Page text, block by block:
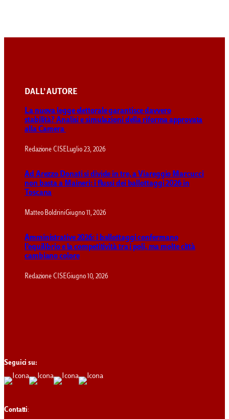
DALL’ AUTORE
La nuova legge elettorale garantisce davvero
stabilità? Analisi e simulazioni della riforma approvata
alla Camera
Redazione CISELuglio 23, 2026
Ad Arezzo Donati si divide in tre, a Viareggio Marcucci
non basta a Maineri: i flussi dei ballottaggi 2026 in
Toscana
Matteo BoldriniGiugno 11, 2026
Amministrative 2026: i ballottaggi confermano
l’equilibrio e la competitività tra i poli, ma molte città
cambiano colore
Redazione CISEGiugno 10, 2026
Seguici su:
Contatti: